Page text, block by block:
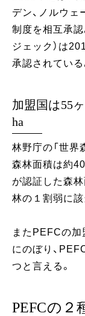
デン、ノルウェ
制度を相互承認
ジェック）は
承認されている
加盟国は55
ha
林野庁の「世界
森林面積は約
が認証した森
林の１割弱に該
またPEFCの加
にのぼり、
つと言える。
PEFCの２